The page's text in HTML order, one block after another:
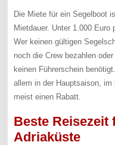
Die Miete für ein Segelboot
Mietdauer. Unter 1.000
Wer keinen gültigen
noch die Crew bezahlen
keinen Führerschein
allem in der Hauptsaison,
meist einen Rabatt.
Beste Reisezeit
Adriaküste